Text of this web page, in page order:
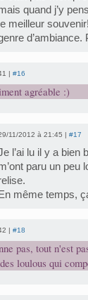
quand j’y
le meilleur
d’ambiance.
| #16
agréable :)
11/2012 à 21:45 | #17
l’ai lu il y a bien
paru un
En même temps,
| #18
pas, tout n'est
loulous qui